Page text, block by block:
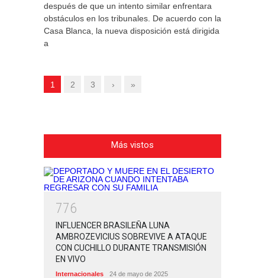
después de que un intento similar enfrentara
obstáculos en los tribunales. De acuerdo con la
Casa Blanca, la nueva disposición está dirigida
a
1 2 3 › »
Más vistos
776
INFLUENCER BRASILEÑA LUNA
AMBROZEVICIUS SOBREVIVE A ATAQUE
CON CUCHILLO DURANTE TRANSMISIÓN
EN VIVO
Internacionales 24 de mayo de 2025